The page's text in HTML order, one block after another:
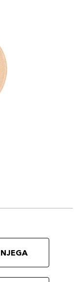
NJEGA